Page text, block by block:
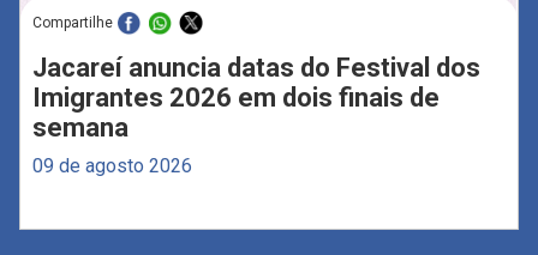
Compartilhe
Jacareí anuncia datas do Festival dos
Imigrantes 2026 em dois finais de
semana
09 de agosto 2026